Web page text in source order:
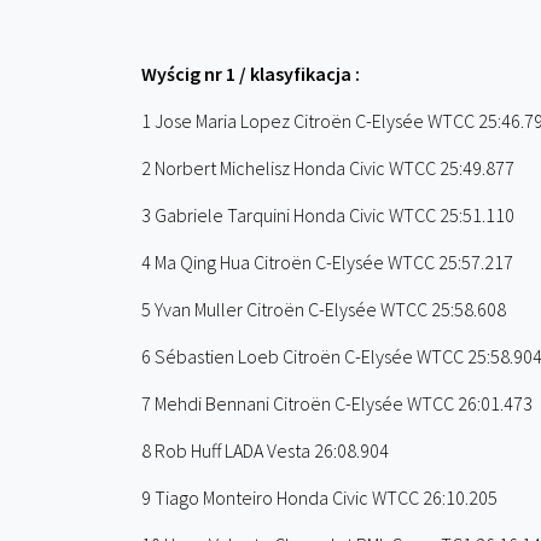
Wyścig nr 1 / klasyfikacja :
1 Jose Maria Lopez Citroën C-Elysée WTCC
2 Norbert Michelisz Honda Civic WTCC 25:49.877
3 Gabriele Tarquini Honda Civic WTCC 25:51.110
4 Ma Qing Hua Citroën C-Elysée WTCC 25:57.217
5 Yvan Muller Citroën C-Elysée WTCC 25:58.608
6 Sébastien Loeb Citroën C-Elysée WTCC 25:58.904
7 Mehdi Bennani Citroën C-Elysée WTCC 26:01.473
8 Rob Huff LADA Vesta 26:08.904
9 Tiago Monteiro Honda Civic WTCC 26:10.205